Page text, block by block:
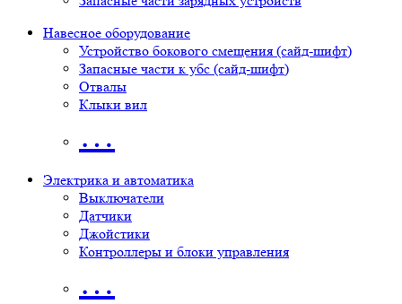
Навесное оборудование
Устройство бокового смещения (сайд-шифт)
Запасные части к убс (сайд-шифт)
Отвалы
Клыки вил
…
Электрика и автоматика
Выключатели
Датчики
Джойстики
Контроллеры и блоки управления
…